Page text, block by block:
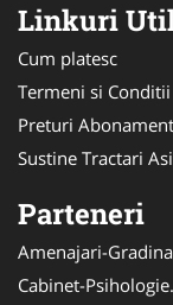
Linkuri
Cum platesc
Termeni si Conditii
Preturi
Sustine Tractari
Parteneri
Amenajari-
Cabinet-